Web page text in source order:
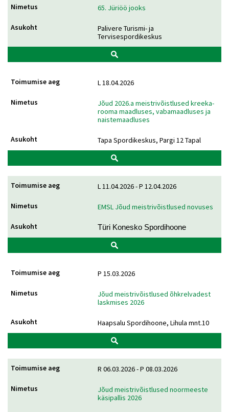
65. Jüriöö jooks
Palivere Turismi- ja
Tervisespordikeskus
L 18.04.2026
Jõud 2026.a meistrivõistlused kreeka-
rooma maadluses, vabamaadluses ja
naistemaadluses
Tapa Spordikeskus, Pargi 12 Tapal
L 11.04.2026 - P 12.04.2026
EMSL Jõud meistrivõistlused novuses
Türi Konesko Spordihoone
P 15.03.2026
Jõud meistrivõistlused õhkrelvadest
laskmises 2026
Haapsalu Spordihoone, Lihula mnt.10
R 06.03.2026 - P 08.03.2026
Jõud meistrivõistlused noormeeste
käsipallis 2026